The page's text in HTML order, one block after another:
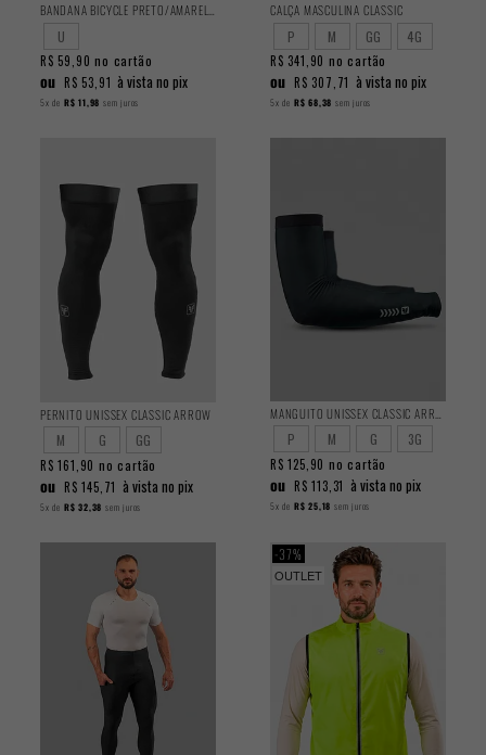
U
R$ 59,90 no cartão
ou R$ 53,91 à vista no pix
5x de R$ 11,98 sem juros
CALÇA MASCULINA CLASSIC
P M GG 4G
R$ 341,90 no cartão
ou R$ 307,71 à vista no pix
5x de R$ 68,38 sem juros
PERNITO UNISSEX CLASSIC ARROW
M G GG
R$ 161,90 no cartão
ou R$ 145,71 à vista no pix
5x de R$ 32,38 sem juros
P M G 3G
R$ 125,90 no cartão
ou R$ 113,31 à vista no pix
5x de R$ 25,18 sem juros
OUTLET
37%